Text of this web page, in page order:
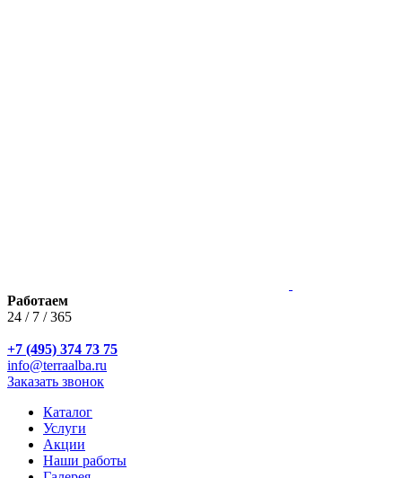
Работаем
24 / 7 / 365
+7 (495) 374 73 75
info@terraalba.ru
Заказать звонок
Каталог
Услуги
Акции
Наши работы